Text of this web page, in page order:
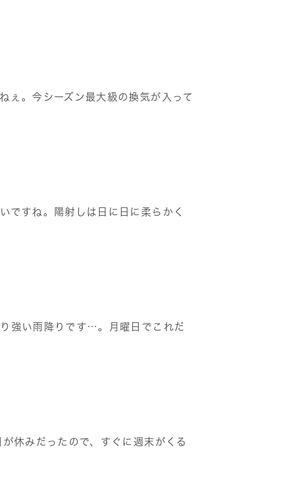
ぇ。今シーズン最大級の換気が入って
ですね。陽射しは日に日に柔らかく
強い雨降りです…。月曜日でこれだ
休みだったので、すぐに週末がくる